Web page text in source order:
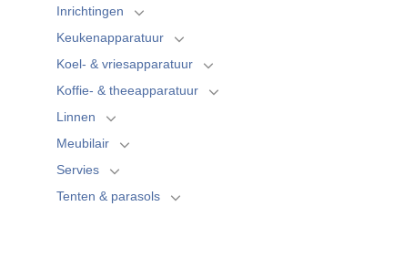
Inrichtingen
Keukenapparatuur
Koel- & vriesapparatuur
Koffie- & theeapparatuur
Linnen
Meubilair
Servies
Tenten & parasols